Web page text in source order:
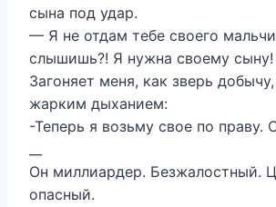
сына под удар.
— Я не отдам тебе своего
слышишь?! Я нужна своему сыну!
Загоняет меня, как зверь
жарким дыханием:
-Теперь я возьму свое по праву.
Он миллиардер. Безжалостный.
опасный.